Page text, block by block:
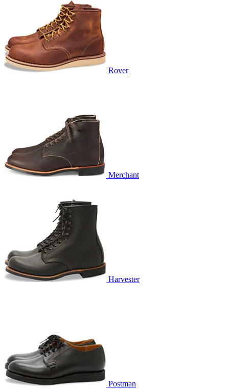
Rover
Merchant
Harvester
Postman